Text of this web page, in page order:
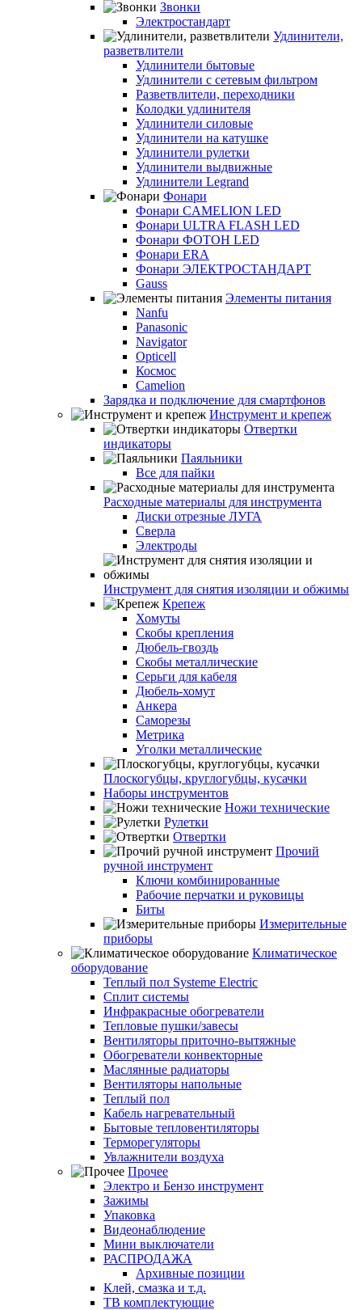
Звонки
Электростандарт
Удлинители,
разветвлители
Удлинители бытовые
Удлинители с сетевым фильтром
Разветвлители, переходники
Колодки удлинителя
Удлинители силовые
Удлинители на катушке
Удлинители рулетки
Удлинители выдвижные
Удлинители Legrand
Фонари
Фонари CAMELION LED
Фонари ULTRA FLASH LED
Фонари ФОТОН LED
Фонари ERA
Фонари ЭЛЕКТРОСТАНДАРТ
Gauss
Элементы питания
Nanfu
Panasonic
Navigator
Opticell
Космос
Camelion
Зарядка и подключение для смартфонов
Инструмент и крепеж
Отвертки
индикаторы
Паяльники
Все для пайки
Расходные материалы для инструмента
Диски отрезные ЛУГА
Сверла
Электроды
Инструмент для снятия изоляции и обжимы
Крепеж
Хомуты
Скобы крепления
Дюбель-гвоздь
Скобы металлические
Серьги для кабеля
Дюбель-хомут
Анкера
Саморезы
Метрика
Уголки металлические
Плоскогубцы, круглогубцы, кусачки
Наборы инструментов
Ножи технические
Рулетки
Отвертки
Прочий
ручной инструмент
Ключи комбинированные
Рабочие перчатки и руковицы
Биты
Измерительные
приборы
Климатическое
оборудование
Теплый пол Systeme Electric
Сплит системы
Инфракрасные обогреватели
Тепловые пушки/завесы
Вентиляторы приточно-вытяжные
Обогреватели конвекторные
Маслянные радиаторы
Вентиляторы напольные
Теплый пол
Кабель нагревательный
Бытовые тепловентиляторы
Терморегуляторы
Увлажнители воздуха
Прочее
Электро и Бензо инструмент
Зажимы
Упаковка
Видеонаблюдение
Мини выключатели
РАСПРОДАЖА
Архивные позиции
Клей, смазка и т.д.
ТВ комплектующие